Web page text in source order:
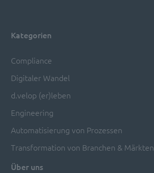
Kategorien
Compliance
Digitaler Wandel
d.velop (er)leben
Engineering
Automatisierung von Prozessen
Transformation von Branchen & Märkten
Über uns